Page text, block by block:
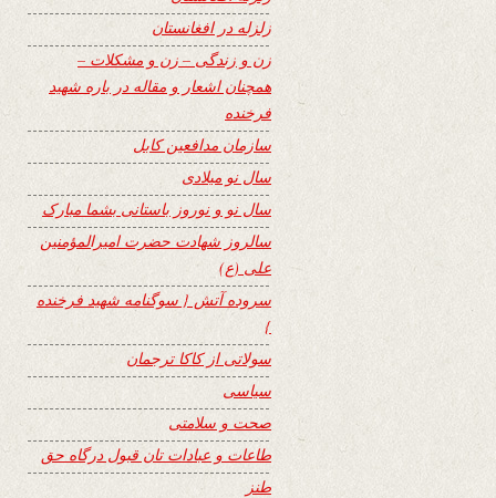
زلزله در افغانستان
زن و زندگی – زن و مشکلات –
همچنان اشعار و مقاله در باره شهید
فرخنده
سازمان مدافعین کابل
سال نو میلادی
سال نو و نوروز باستانی بشما مبارک
سالروز شهادت حضرت امیرالمؤمنین
علی (ع)
سروده آتش { سوگنامه شهید فرخنده
}
سولاتی از کاکا ترجمان
سیاسی
صحت و سلامتی
طاعات و عبادات تان قبول درگاه حق
طنز